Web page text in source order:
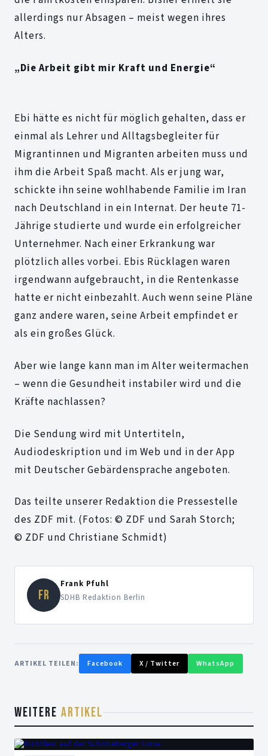
allerdings nur Absagen – meist wegen ihres
Alters.
„Die Arbeit gibt mir Kraft und Energie“
Ebi hätte es nicht für möglich gehalten, dass er
einmal als Lehrer und Alltagsbegleiter für
Migrantinnen und Migranten arbeiten muss und
ihm die Arbeit Spaß macht. Als er jung war,
schickte ihn seine wohlhabende Familie im Iran
nach Deutschland in ein Internat. Der heute 71-
Jährige studierte und wurde ein erfolgreicher
Unternehmer. Nach einer Erkrankung war
plötzlich alles vorbei. Ebis Rücklagen waren
irgendwann aufgebraucht, in die Rentenkasse
hatte er nicht einbezahlt. Auch wenn seine Pläne
ganz andere waren, seine Arbeit empfindet er
als ein großes Glück.
Aber wie lange kann man im Alter weitermachen
– wenn die Gesundheit instabiler wird und die
Kräfte nachlassen?
Die Sendung wird mit Untertiteln,
Audiodeskription und im Web und in der App
mit Deutscher Gebärdensprache angeboten.
Das teilte unserer Redaktion die Pressestelle
des ZDF mit. (Fotos: © ZDF und Sarah Storch;
© ZDF und Christiane Schmidt)
FR
Frank Pfuhl
SDHB Redaktion Berlin
ARTIKEL TEILEN: Facebook X / Twitter WhatsApp
WEITERE ARTIKEL